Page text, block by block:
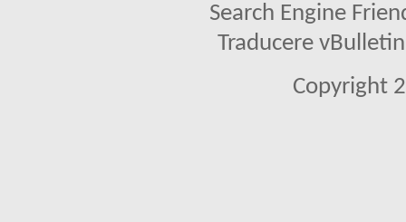
Search Engine
Traducere
Copyright